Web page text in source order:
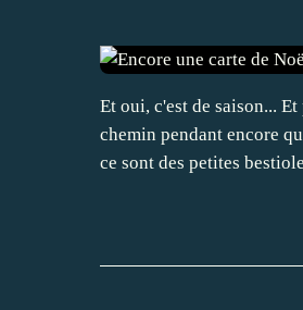
Et oui, c'est de saison...
chemin pendant encore
ce sont des petites